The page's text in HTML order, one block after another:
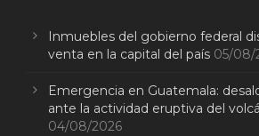
Inmuebles del gobierno federal
venta en la capital del país 05/08/
Emergencia en Guatemala:
ante la actividad eruptiva del
04/08/2026